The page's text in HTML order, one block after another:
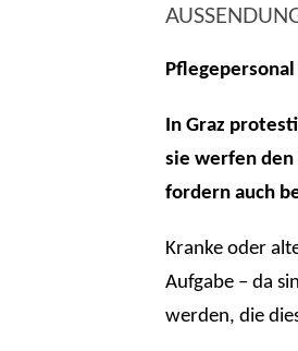
In Graz
sie werfen den
fordern auch
Kranke oder
Aufgabe – da
werden, die